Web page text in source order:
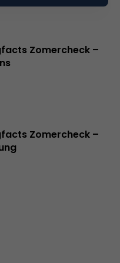
Zomercheck –
Zomercheck –